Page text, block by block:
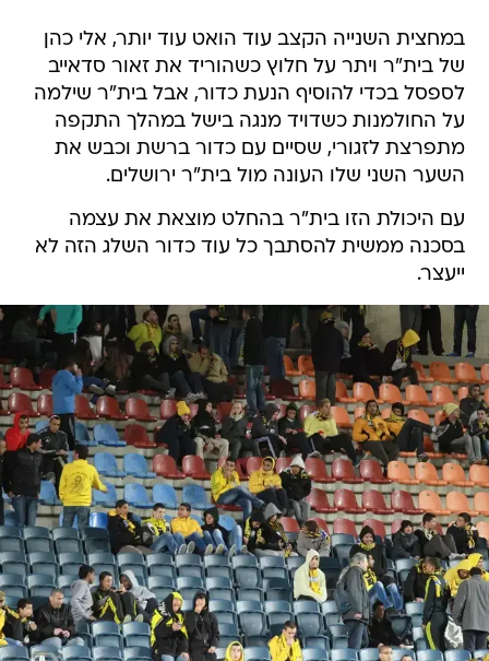
במחצית השנייה הקצב עוד הואט עוד יותר, אלי כהן
של בית"ר ויתר על חלוץ כשהוריד את זאור סדאייב
לספסל בכדי להוסיף הנעת כדור, אבל בית"ר שילמה
על החולמנות כשדויד מנגה בישל במהלך התקפה
מתפרצת לזגורי, שסיים עם כדור ברשת וכבש את
השער השני שלו העונה מול בית"ר ירושלים.
עם היכולת הזו בית"ר בהחלט מוצאת את עצמה
בסכנה ממשית להסתבך כל עוד כדור השלג הזה לא
ייעצר.